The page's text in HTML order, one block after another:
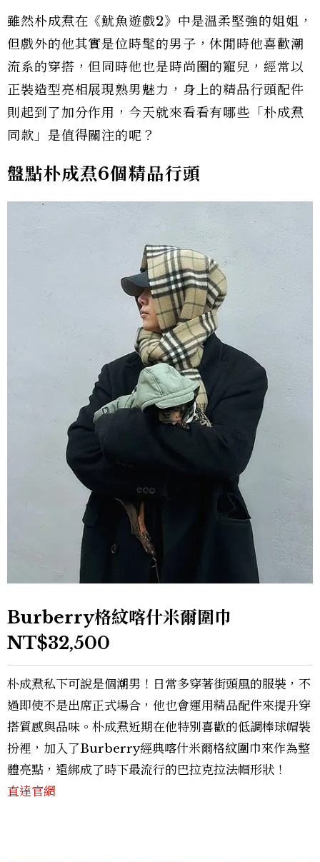
雖然朴成焄在《魷魚遊戲2》中是溫柔堅強的姐姐，
但戲外的他其實是位時髦的男子，休閒時他喜歡潮
流系的穿搭，但同時他也是時尚圈的寵兒，經常以
正裝造型亮相展現熟男魅力，身上的精品行頭配件
則起到了加分作用，今天就來看看有哪些「朴成焄
同款」是值得關注的呢？
盤點朴成焄6個精品行頭
Burberry格紋喀什米爾圍巾
NT$32,500
朴成焄私下可說是個潮男！日常多穿著街頭風的服裝，不
過即使不是出席正式場合，他也會運用精品配件來提升穿
搭質感與品味。朴成焄近期在他特別喜歡的低調棒球帽裝
扮裡，加入了Burberry經典喀什米爾格紋圍巾來作為整
體亮點，還綁成了時下最流行的巴拉克拉法帽形狀！
直達官網